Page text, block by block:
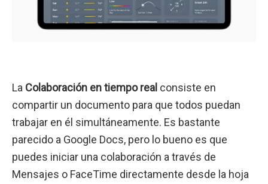
La Colaboración en tiempo real consiste en
compartir un documento para que todos puedan
trabajar en él simultáneamente. Es bastante
parecido a Google Docs, pero lo bueno es que
puedes iniciar una colaboración a través de
Mensajes o FaceTime directamente desde la hoja